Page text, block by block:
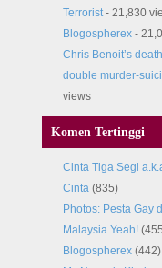
Terrorist- 21,830
Blogospherex-
Chris Benoit’s
double murder-
views
Komen Tertinggi
Cinta Tiga Segi
Cinta(835)
Photos: Pesta Gay
Malaysia.Yeah!
Blogospherex(442)